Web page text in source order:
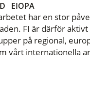
EIOPA
har en stor
FI är därför
på regional,
vårt internationella